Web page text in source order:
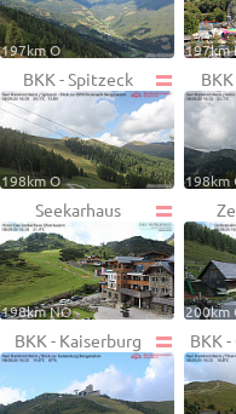
197km O 197km
BKK - Spitzeck
198km O 198km
Seekarhaus
198km NO 200km
BKK - Kaiserburg BKK